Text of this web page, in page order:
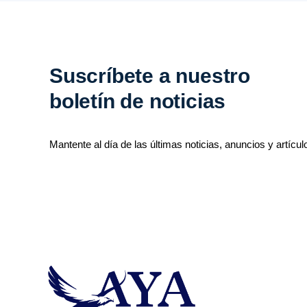
Suscríbete a nuestro
boletín de noticias
Mantente al día de las últimas noticias, anuncios y